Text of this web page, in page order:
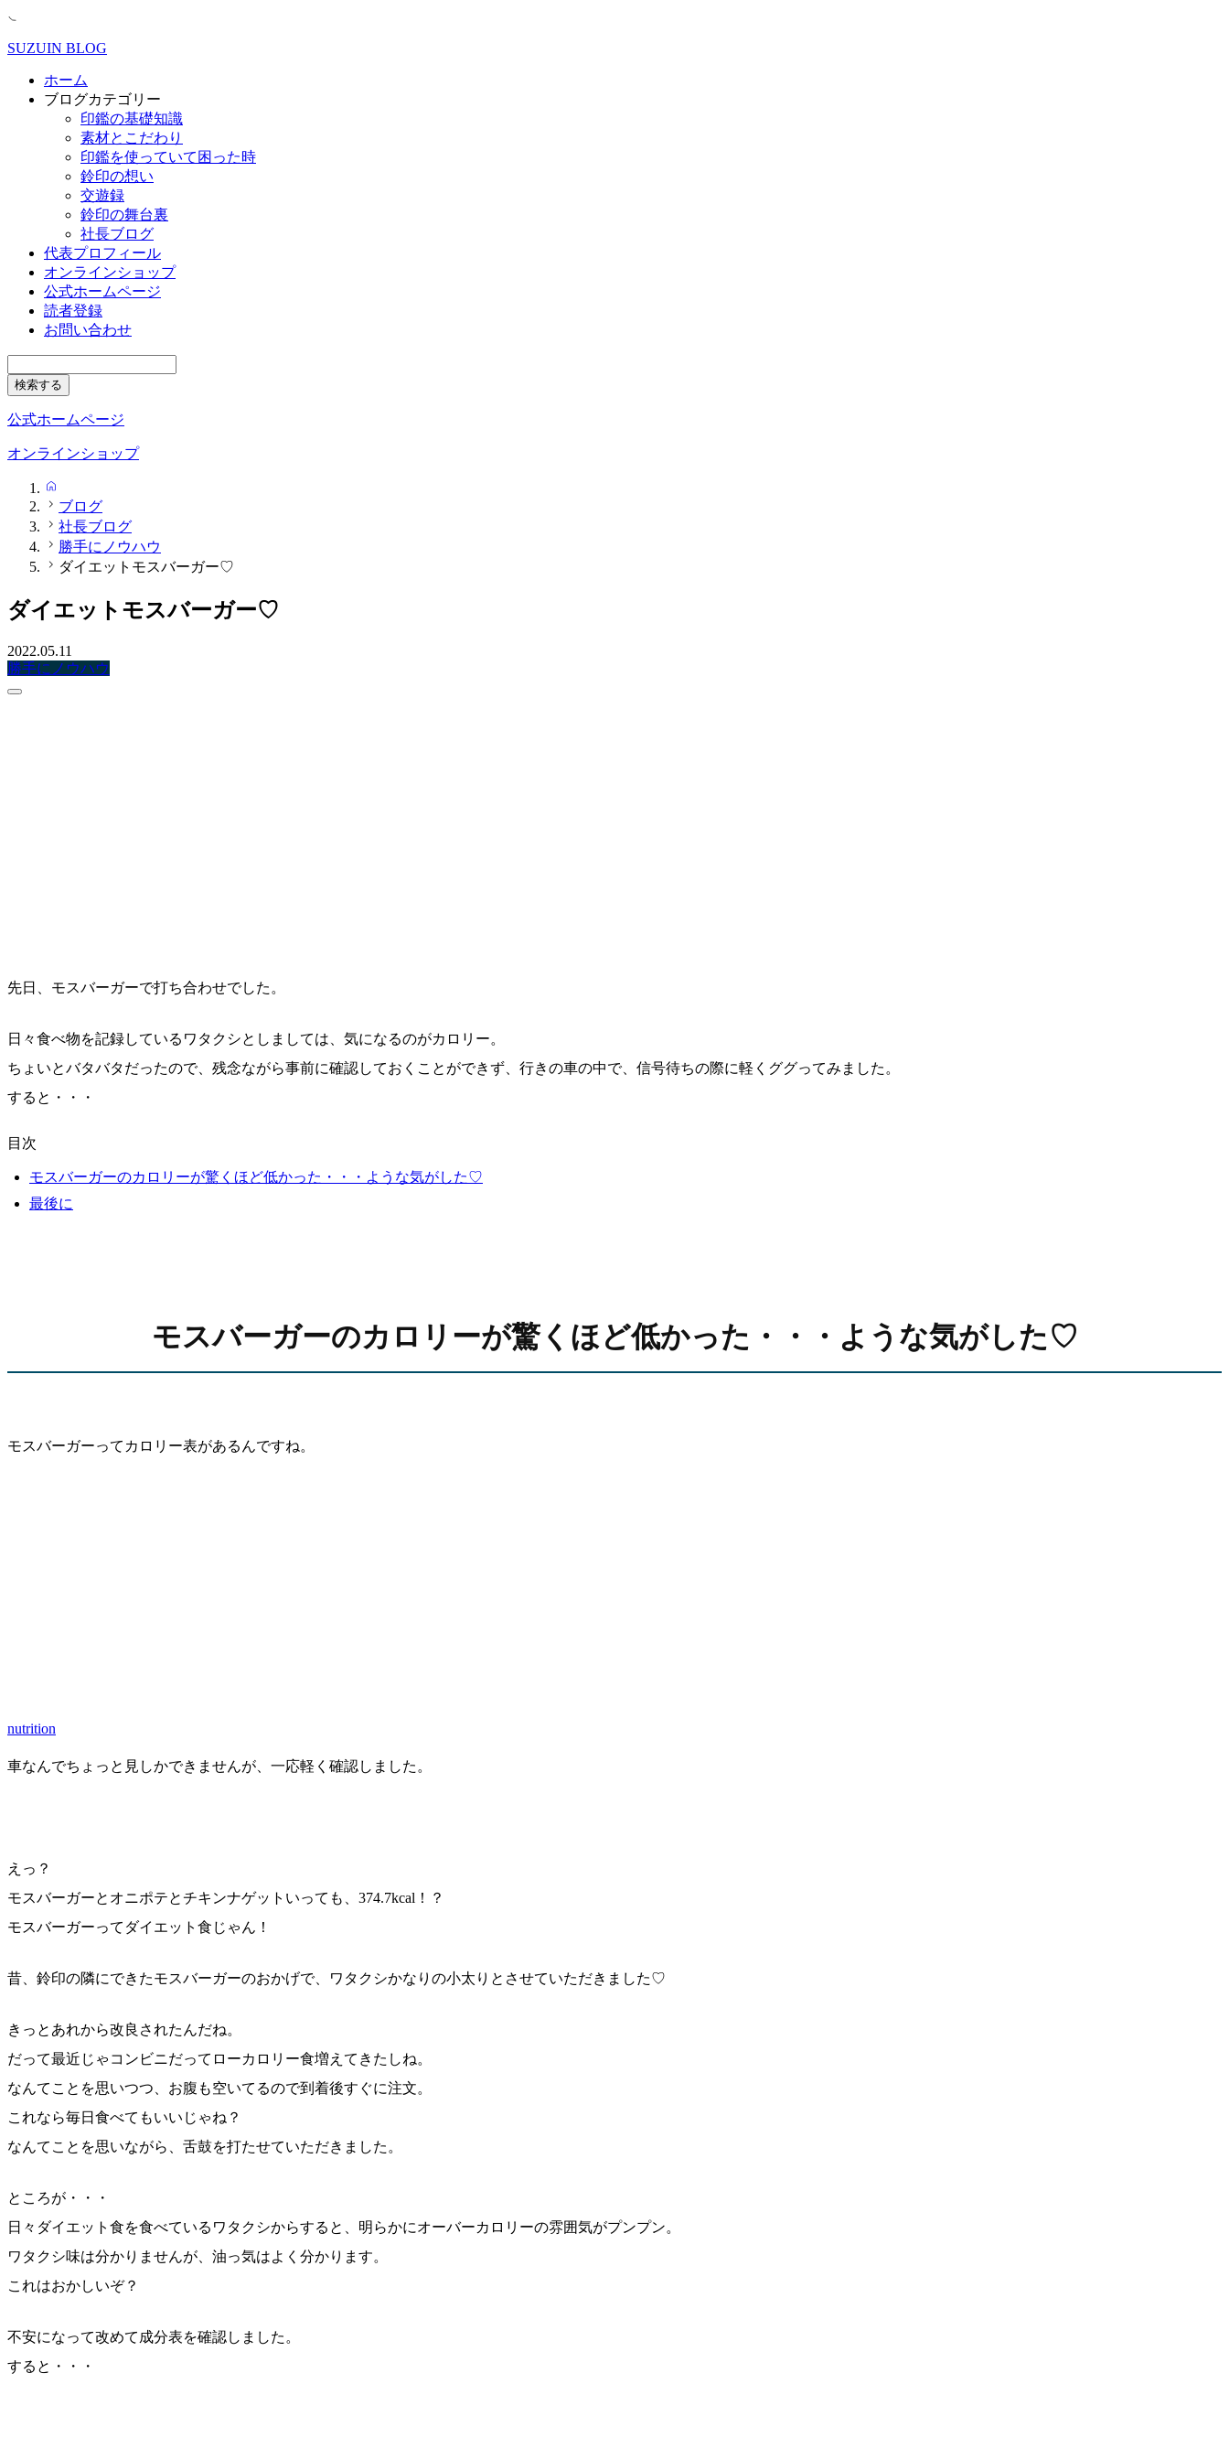
SUZUIN BLOG
ホーム
ブログカテゴリー
印鑑の基礎知識
素材とこだわり
印鑑を使っていて困った時
鈴印の想い
交遊録
鈴印の舞台裏
社長ブログ
代表プロフィール
オンラインショップ
公式ホームページ
読者登録
お問い合わせ
公式ホームページ
オンラインショップ
ブログ
社長ブログ
勝手にノウハウ
ダイエットモスバーガー♡
ダイエットモスバーガー♡
2022.05.11
勝手にノウハウ
先日、モスバーガーで打ち合わせでした。
日々食べ物を記録しているワタクシとしましては、気になるのがカロリー。
ちょいとバタバタだったので、残念ながら事前に確認しておくことができず、行きの車の中で、信号待ちの際に軽くググってみました。
すると・・・
目次
モスバーガーのカロリーが驚くほど低かった・・・ような気がした♡
最後に
モスバーガーのカロリーが驚くほど低かった・・・ような気がした♡
モスバーガーってカロリー表があるんですね。
nutrition
車なんでちょっと見しかできませんが、一応軽く確認しました。
えっ？
モスバーガーとオニポテとチキンナゲットいっても、374.7kcal！？
モスバーガーってダイエット食じゃん！
昔、鈴印の隣にできたモスバーガーのおかげで、ワタクシかなりの小太りとさせていただきました♡
きっとあれから改良されたんだね。
だって最近じゃコンビニだってローカロリー食増えてきたしね。
なんてことを思いつつ、お腹も空いてるので到着後すぐに注文。
これなら毎日食べてもいいじゃね？
なんてことを思いながら、舌鼓を打たせていただきました。
ところが・・・
日々ダイエット食を食べているワタクシからすると、明らかにオーバーカロリーの雰囲気がプンプン。
ワタクシ味は分かりませんが、油っ気はよく分かります。
これはおかしいぞ？
不安になって改めて成分表を確認しました。
すると・・・